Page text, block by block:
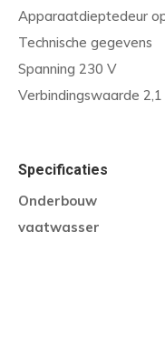
Apparaatdieptedeur
Technische gegevens
Spanning 230 V
Verbindingswaarde
Specificaties
Onderbouw
vaatwasser